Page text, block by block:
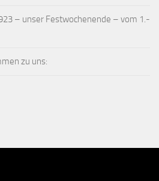
– unser Festwochenende – vom 1.-
zu uns: